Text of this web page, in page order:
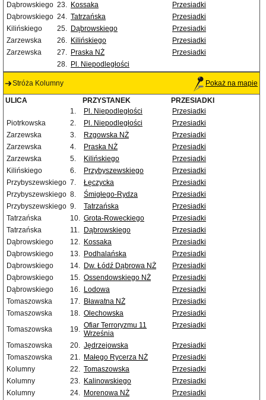
Dąbrowskiego 23. Kossaka
Przesiadki
Dąbrowskiego 24. Tatrzańska
Przesiadki
Kilińskiego
25. Dąbrowskiego
Przesiadki
Zarzewska
26. Kilińskiego
Przesiadki
Zarzewska
27. Praska NŻ
Przesiadki
28. Pl. Niepodległości
Stróża Kolumny Pokaż na mapie
ULICA PRZYSTANEK
PRZESIADKI
1.
Pl. Niepodległości
Przesiadki
Piotrkowska
2. Pl. Niepodległości
Przesiadki
Zarzewska
3. Rzgowska NŻ
Przesiadki
Zarzewska
4. Praska NŻ
Przesiadki
Zarzewska
5. Kilińskiego
Przesiadki
Kilińskiego
6. Przybyszewskiego
Przesiadki
Przybyszewskiego 7. Łęczycka
Przesiadki
Przybyszewskiego 8. Śmigłego-Rydza
Przesiadki
Przybyszewskiego 9. Tatrzańska
Przesiadki
Tatrzańska
10. Grota-Roweckiego
Przesiadki
Tatrzańska
11. Dąbrowskiego
Przesiadki
Dąbrowskiego
12. Kossaka
Przesiadki
Dąbrowskiego
13. Podhalańska
Przesiadki
Dąbrowskiego
14. Dw. Łódź Dąbrowa NŻ
Przesiadki
Dąbrowskiego
15. Ossendowskiego NŻ
Przesiadki
Dąbrowskiego
16. Lodowa
Przesiadki
Tomaszowska
17. Bławatna NŻ
Przesiadki
Tomaszowska
18. Olechowska
Przesiadki
Tomaszowska
19. Ofiar Terroryzmu 11
Września
Przesiadki
Tomaszowska 20. Jędrzejowska
Przesiadki
Tomaszowska
21. Małego Rycerza NŻ
Przesiadki
Kolumny
22. Tomaszowska
Przesiadki
Kolumny
23. Kalinowskiego
Przesiadki
Kolumny
24. Morenowa NŻ Przesiadki